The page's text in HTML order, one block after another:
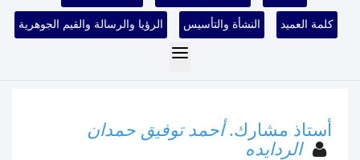
الرؤيا والرسالة والقيم الجوهرية النشأة والتأسيس كلمة العميد
أستاذ مشارك.أحمد توفيق حمدان
الردايده